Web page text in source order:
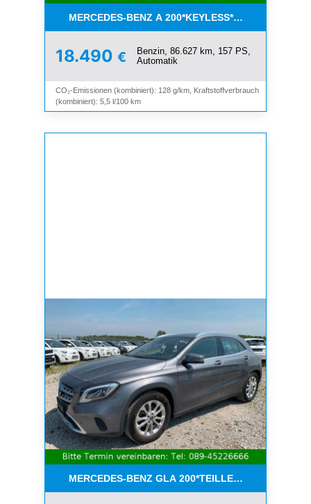
MERCEDES-BENZ A
18.490 €
Benzin, 86.627 km, 157 PS,
Automatik
CO₂-Emissionen (kombiniert): 128 g/km, Kraftstoffverbrauch
(kombiniert): 5,5 l/100 km
MERCEDES-BENZ GLA